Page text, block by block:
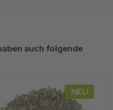
auch folgende
NEU